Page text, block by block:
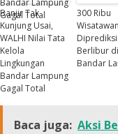
Banjir Tak
Kunjung Usai,
WALHI Nilai Tata
Kelola
Lingkungan
Bandar Lampung
Gagal Total
300 Ribu
Wisatawan
Berlibur di
Bandar
Baca juga: Aksi